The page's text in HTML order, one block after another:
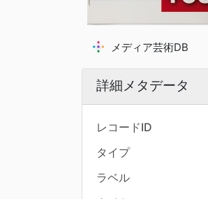
メディア芸術DB
詳細メタデータ
レコードID
タイプ
ラベル